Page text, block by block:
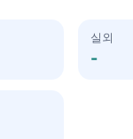
실외
-